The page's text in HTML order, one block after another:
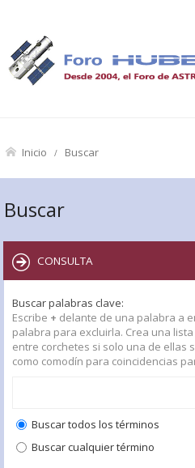
Inicio Buscar
Buscar
CONSULTA
Buscar palabras clave:
Escribe + delante de una palabra a
palabra para excluirla. Crea una
entre corchetes si solo una de ellas
como comodín para coincidencias
Buscar todos los términos
Buscar cualquier término